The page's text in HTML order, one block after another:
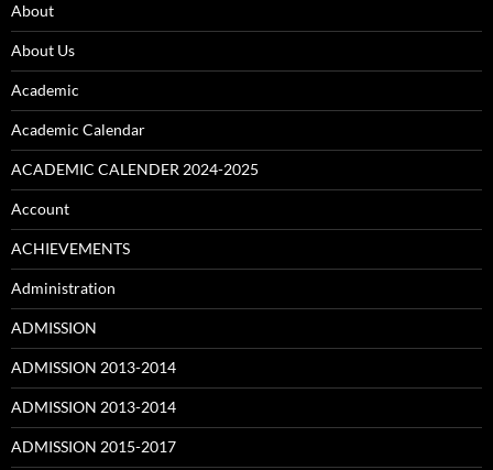
About
About Us
Academic
Academic Calendar
ACADEMIC CALENDER 2024-2025
Account
ACHIEVEMENTS
Administration
ADMISSION
ADMISSION 2013-2014
ADMISSION 2013-2014
ADMISSION 2015-2017